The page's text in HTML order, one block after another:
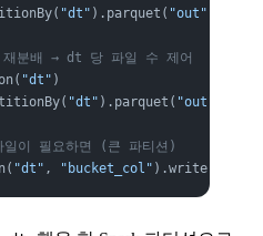
"dt" ).parquet( "out"
분배 → dt 당 파일 수 제어
"dt" )
"dt" ).parquet( "out"
이 필요하면 (큰 파티션)
"dt" , "bucket_col"